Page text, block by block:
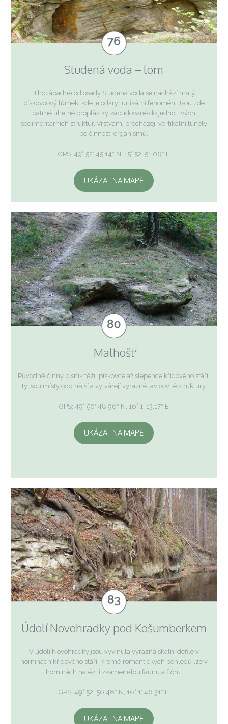
Studená voda – lom
Jihozápadně od osady Studená voda se nachází malý
pískovcový lůmek, kde je odkryt unikátní fenomén. Jsou zde
patrné uhelné proplástky zabudované do jednotlivých
sedimentárních struktur. Vrstvami procházejí vertikální tunely
po činnosti organismů.
GPS: 49° 52′ 45.14″ N, 15° 52′ 51.06″ E
UKÁZAT NA MAPĚ
Malhošť
Původně činný písník těžil pískovce až slepence křídového stáří.
Ty jsou místy odolnější a vytvářejí výrazné lavicovité struktury.
GPS: 49° 50′ 48.96″ N, 16° 1′ 13.17″ E
UKÁZAT NA MAPĚ
Údolí Novohradky pod Košumberkem
V údolí Novohradky jsou vyvinuta výrazná skalní defilé v
horninách křídového stáří. Kromě romantických pohledů lze v
horninách nalézt i zkamenělou faunu a flóru.
GPS: 49° 52′ 56.48″ N, 16° 1′ 46.31″ E
UKÁZAT NA MAPĚ